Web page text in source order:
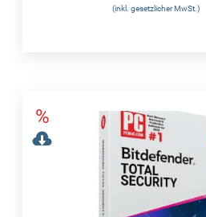
(inkl. gesetzlicher MwSt.)